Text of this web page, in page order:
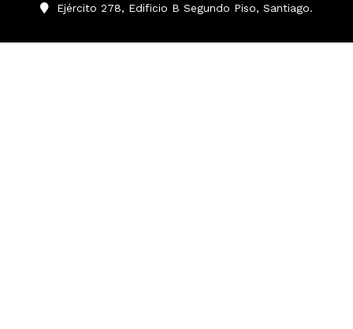
Ejército 278, Edificio B Segundo Piso, Santiago.